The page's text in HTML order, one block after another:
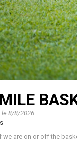
le 8/8/2026
we are on or off the